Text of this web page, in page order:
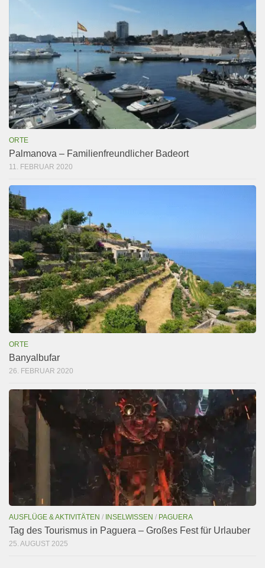
ORTE
Palmanova – Familienfreundlicher Badeort
11. FEBRUAR 2020
ORTE
Banyalbufar
26. FEBRUAR 2020
AUSFLÜGE & AKTIVITÄTEN / INSELWISSEN / PAGUERA
Tag des Tourismus in Paguera – Großes Fest für Urlauber
25. AUGUST 2025